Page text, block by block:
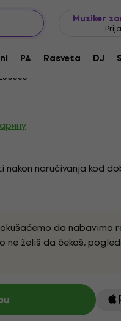
Muziker
PA Rasveta DJ
Gitasko pojačalo
nakon naručivanja kod
da
ne želiš da čekaš,